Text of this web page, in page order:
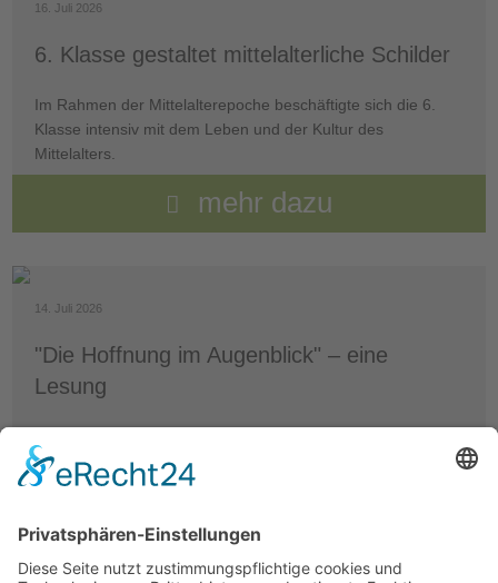
16. Juli 2026
6. Klasse gestaltet mittelalterliche Schilder
Im Rahmen der Mittelalterepoche beschäftigte sich die 6.
Klasse intensiv mit dem Leben und der Kultur des
Mittelalters.
mehr dazu
14. Juli 2026
"Die Hoffnung im Augenblick" – eine
Lesung
Lesung „Die Hoffnung im Augenblick“ statt.